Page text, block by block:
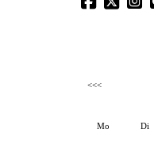
<<<
Mo Di